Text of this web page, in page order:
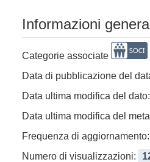
Informazioni
Categorie associate
Data di pubblicazione del
Data ultima modifica del dato:
Data ultima modifica del
Frequenza di aggiornamento:
Numero di visualizzazioni: